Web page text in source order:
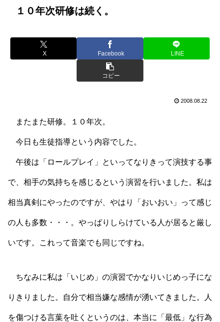
１０年次研修は続く。
X Facebook LINE
コピー
2008.08.22
またまた研修。１０年次。
今日も生徒指導という内容でした。
午後は「ロールプレイ」といってなりきって演技する事
で、相手の気持ちを感じるという演習を行いました。私は
相当真剣にやったのですが、やはり「おいおい」って感じ
の人も多数・・・。やっぱりしらけている人が居ると厳し
いです。これって音楽でも同じですね。
ちなみに私は「いじめ」の演習でかなりいじめっ子にな
りきりました。自分で相当嫌な感情が湧いてきました。人
を傷つける言葉を吐くというのは、本当に「最低」な行為